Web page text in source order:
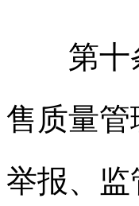
第十条
售质量
举报、